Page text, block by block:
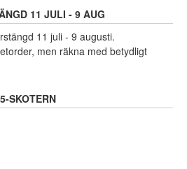
11 JULI - 9 AUG
11 juli - 9 augusti.
men räkna med betydligt
SKOTERN